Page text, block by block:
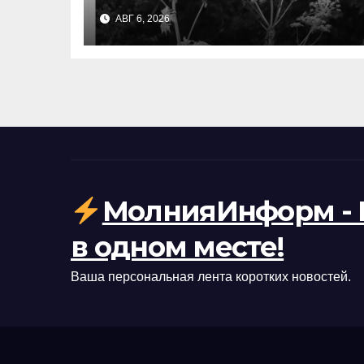
оштрафовал за
борщевик: как нейросеть
и дроны следят за
АВГ 6, 2026
МолнияИнформ -
в одном месте!
Ваша персональная лента коротких новостей.